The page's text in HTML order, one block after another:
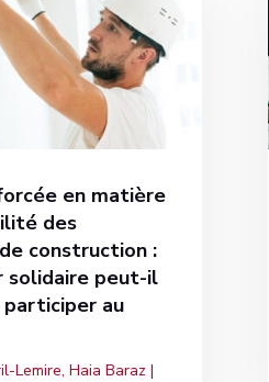
en matière
des
construction :
solidaire peut-il
au
Lemire,Haia Baraz |